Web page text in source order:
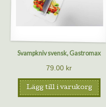
Svampkniv svensk, Gastromax
79.00 kr
Lägg till i varukorg